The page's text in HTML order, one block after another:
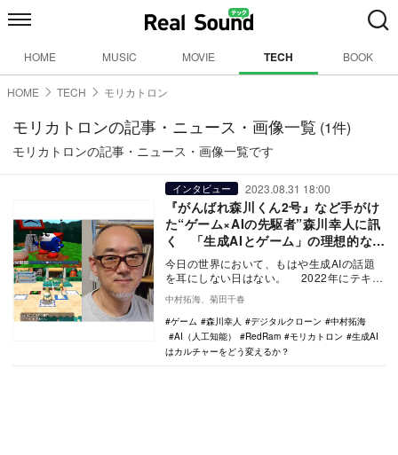
HOME MUSIC MOVIE TECH BOOK
HOME TECH モリカトロン
モリカトロンの記事・ニュース・画像一覧 (1件)
モリカトロンの記事・ニュース・画像一覧です
インタビュー 2023.08.31 18:00
『がんばれ森川くん2号』など手がけ
た“ゲーム×AIの先駆者”森川幸人に訊
く 「生成AIとゲーム」の理想的な関
係って？
今日の世界において、もはや生成AIの話題
を耳にしない日はない。 2022年にテキス
トから画像を生成するAI『Mid Jour…
中村拓海、菊田千春
ゲーム
森川幸人 デジタルクローン
中村拓海
AI（人工知能）
RedRam モリカトロン
生成AI
はカルチャーをどう変えるか？